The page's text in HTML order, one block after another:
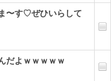
〜す♡ぜひいらして
だよｗｗｗｗｗ